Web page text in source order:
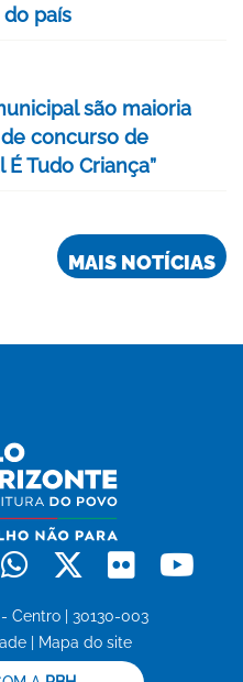
país
são maioria
concurso de
Tudo Criança”
MAIS NOTÍCIAS
TiktokWhatsapp
X Flickr
- Centro | 30130-003
Mapa do site